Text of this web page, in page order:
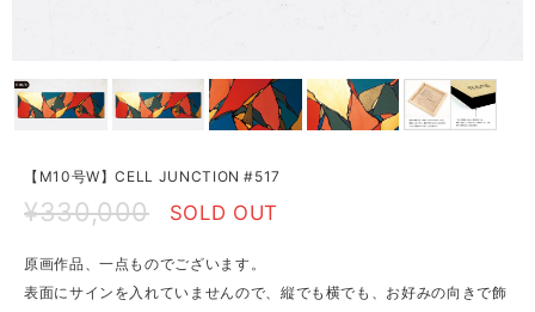
【M10号W】CELL JUNCTION #517
¥330,000 SOLD OUT
原画作品、一点ものでございます。
表面にサインを入れていませんので、縦でも横でも、お好みの向きで飾